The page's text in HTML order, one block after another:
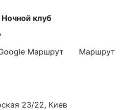
Ночной клуб
Маршрут Маршрут
23/22, Киев